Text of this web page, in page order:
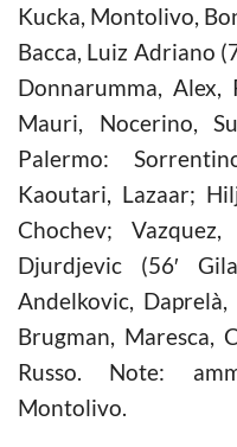
Kucka, Montolivo,
Bacca, Luiz Adriano
Donnarumma, Alex,
Mauri, Nocerino,
Palermo:
Kaoutari, Lazaar;
Chochev;
Djurdjevic (56′
Andelkovic,
Brugman, Maresca,
Russo. Note:
Montolivo.